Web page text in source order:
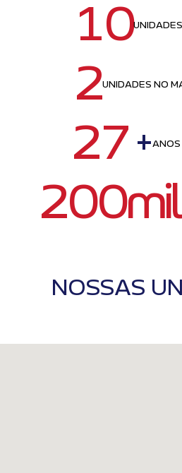
10
2UNIDADES NO
27 + ANOS
200mil
NOSSAS